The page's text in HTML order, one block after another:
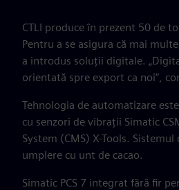
CTLI produce în prezent 50 de
Pentru a se asigura că mai
a introdus soluții digitale.
orientată spre export ca noi”,
Tehnologia de automatizare
cu senzori de vibrații Simatic
System (CMS) X-Tools.
umplere cu unt de cacao.
Simatic PCS 7 integrat fără fir